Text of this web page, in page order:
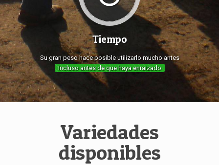
Tiempo
Su gran peso hace posible utilizarlo mucho antes
Incluso antes de que haya enraizado
Variedades
disponibles